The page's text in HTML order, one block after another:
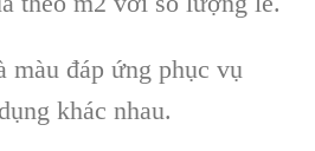
màu đáp ứng phục vụ
khác nhau.